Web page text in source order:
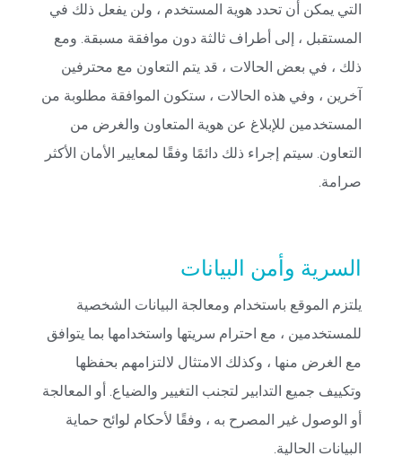
التي يمكن أن تحدد هوية المستخدم ، ولن يفعل ذلك في
المستقبل ، إلى أطراف ثالثة دون موافقة مسبقة. ومع
ذلك ، في بعض الحالات ، قد يتم التعاون مع محترفين
آخرين ، وفي هذه الحالات ، ستكون الموافقة مطلوبة من
المستخدمين للإبلاغ عن هوية المتعاون والغرض من
التعاون. سيتم إجراء ذلك دائمًا وفقًا لمعايير الأمان الأكثر
صرامة.
السرية وأمن البيانات
يلتزم الموقع باستخدام ومعالجة البيانات الشخصية
للمستخدمين ، مع احترام سريتها واستخدامها بما يتوافق
مع الغرض منها ، وكذلك الامتثال لالتزامهم بحفظها
وتكييف جميع التدابير لتجنب التغيير والضياع. أو المعالجة
أو الوصول غير المصرح به ، وفقًا لأحكام لوائح حماية
البيانات الحالية.